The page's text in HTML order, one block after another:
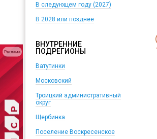
В следующем году (2027)
В 2028 или позднее
ВНУТРЕННИЕ
ПОДРЕГИОНЫ
Ватутинки
Московский
Троицкий административный
округ
Щербинка
Поселение Воскресенское
Реклама